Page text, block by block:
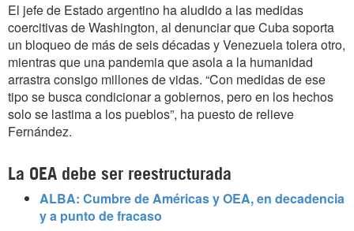
El jefe de Estado argentino ha aludido a las medidas
coercitivas de Washington, al denunciar que Cuba soporta
un bloqueo de más de seis décadas y Venezuela tolera otro,
mientras que una pandemia que asola a la humanidad
arrastra consigo millones de vidas. “Con medidas de ese
tipo se busca condicionar a gobiernos, pero en los hechos
solo se lastima a los pueblos”, ha puesto de relieve
Fernández.
La OEA debe ser reestructurada
ALBA: Cumbre de Américas y OEA, en decadencia
y a punto de fracaso